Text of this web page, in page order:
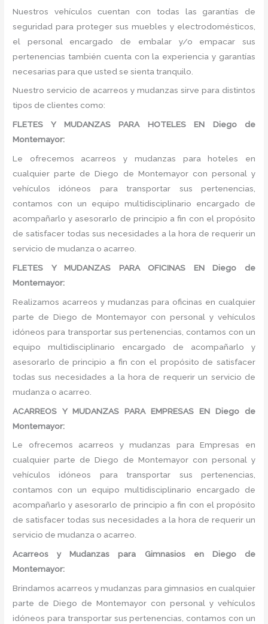
Nuestros vehículos cuentan con todas las garantías de
seguridad para proteger sus muebles y electrodomésticos,
el personal encargado de embalar y/o empacar sus
pertenencias también cuenta con la experiencia y garantías
necesarias para que usted se sienta tranquilo.
Nuestro servicio de acarreos y mudanzas sirve para distintos
tipos de clientes como:
FLETES Y MUDANZAS PARA HOTELES EN Diego de
Montemayor:
Le ofrecemos acarreos y mudanzas para hoteles en
cualquier parte de Diego de Montemayor con personal y
vehículos idóneos para transportar sus pertenencias,
contamos con un equipo multidisciplinario encargado de
acompañarlo y asesorarlo de principio a fin con el propósito
de satisfacer todas sus necesidades a la hora de requerir un
servicio de mudanza o acarreo.
FLETES Y MUDANZAS PARA OFICINAS EN Diego de
Montemayor:
Realizamos acarreos y mudanzas para oficinas en cualquier
parte de Diego de Montemayor con personal y vehículos
idóneos para transportar sus pertenencias, contamos con un
equipo multidisciplinario encargado de acompañarlo y
asesorarlo de principio a fin con el propósito de satisfacer
todas sus necesidades a la hora de requerir un servicio de
mudanza o acarreo.
ACARREOS Y MUDANZAS PARA EMPRESAS EN Diego de
Montemayor:
Le ofrecemos acarreos y mudanzas para Empresas en
cualquier parte de Diego de Montemayor con personal y
vehículos idóneos para transportar sus pertenencias,
contamos con un equipo multidisciplinario encargado de
acompañarlo y asesorarlo de principio a fin con el propósito
de satisfacer todas sus necesidades a la hora de requerir un
servicio de mudanza o acarreo.
Acarreos y Mudanzas para Gimnasios en Diego de
Montemayor:
Brindamos acarreos y mudanzas para gimnasios en cualquier
parte de Diego de Montemayor con personal y vehículos
idóneos para transportar sus pertenencias, contamos con un